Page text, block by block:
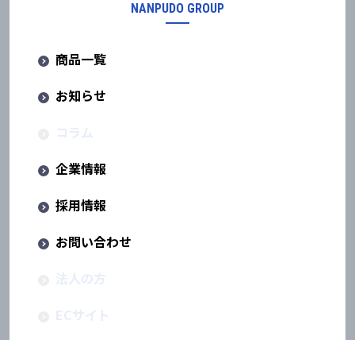
NANPUDO GROUP
商品一覧
お知らせ
企業情報
採用情報
お問い合わせ